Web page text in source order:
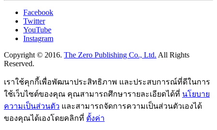
Facebook
Twitter
YouTube
Instagram
Copyright © 2016. The Zero Publishing Co., Ltd. All Rights
Reserved.
เราใช้คุกกี้เพื่อพัฒนาประสิทธิภาพ และประสบการณ์ที่ดีในการ
ใช้เว็บไซต์ของคุณ คุณสามารถศึกษารายละเอียดได้ที่ นโยบาย
ความเป็นส่วนตัว และสามารถจัดการความเป็นส่วนตัวเองได้
ของคุณได้เองโดยคลิกที่ ตั้งค่า